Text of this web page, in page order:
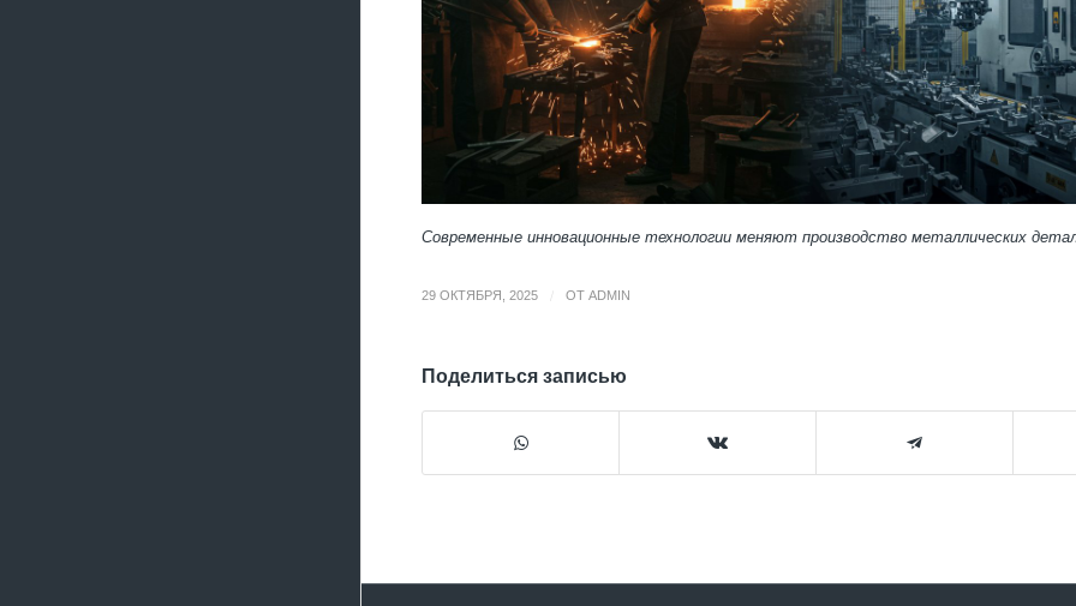
Современные инновационные технологии меняют производство металлических
29 ОКТЯБРЯ, 2025 ОТ ADMIN
Поделиться записью